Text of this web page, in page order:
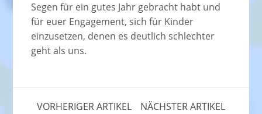
Segen für ein gutes Jahr gebracht habt und
für euer Engagement, sich für Kinder
einzusetzen, denen es deutlich schlechter
geht als uns.
VORHERIGER ARTIKEL NÄCHSTER ARTIKEL